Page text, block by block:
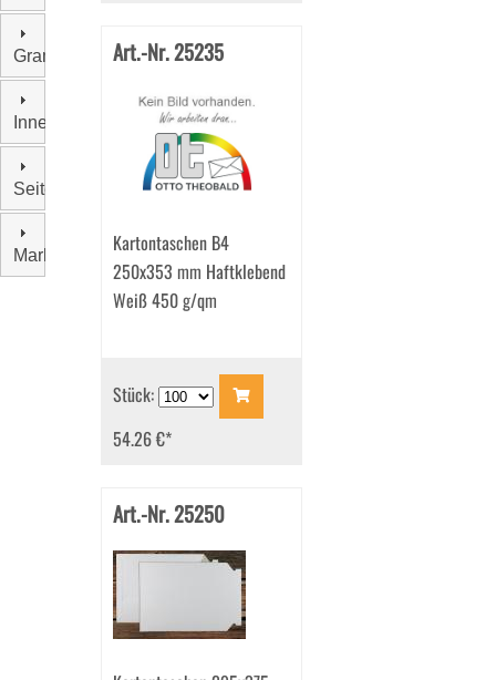
Grammatur
Innenfarbe
Seitenklappen
Marke
Art.-Nr. 25235
Kartontaschen B4
250x353 mm Haftklebend
Weiß 450 g/qm
Stück:
54.26 €*
Art.-Nr. 25250